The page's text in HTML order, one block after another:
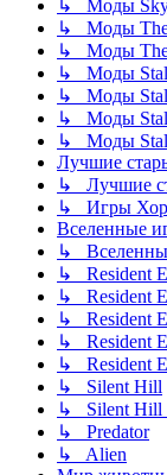
↳ Моды
↳ Моды The
↳ Моды The
↳ Моды
↳ Моды
↳ Моды
↳ Моды
Лучшие
↳ Лучшие
↳ Игры
Вселенные
↳
↳ Resident
↳ Resident
↳ Resident
↳ Resident
↳ Resident
↳ Silent Hill
↳ Silent Hill
↳ Predator
↳ Alien